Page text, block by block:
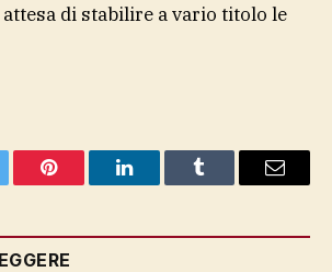
di stabilire a vario titolo le
Pinterest LinkedInTumblr Email